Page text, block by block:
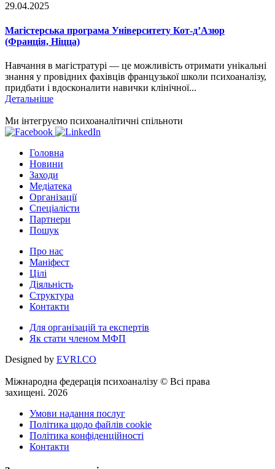
29.04.2025
Магістерська програма Університету Кот-д’Азюр
(Франція, Ніцца)
Навчання в магістратурі — це можливість отримати унікальні
знання у провідних фахівців французької школи психоаналізу,
придбати і вдосконалити навички клінічної...
Детальніше
Ми інтегруємо психоаналітичні спільноти
Головна
Новини
Заходи
Медіатека
Організації
Спеціалісти
Партнери
Пошук
Про нас
Маніфест
Цілі
Діяльність
Структура
Контакти
Для організацій та експертів
Як стати членом МФП
Designed by EVRI.CO
Міжнародна федерація психоаналізу © Всі права
захищені. 2026
Умови надання послуг
Політика щодо файлів cookie
Політика конфіденційності
Контакти